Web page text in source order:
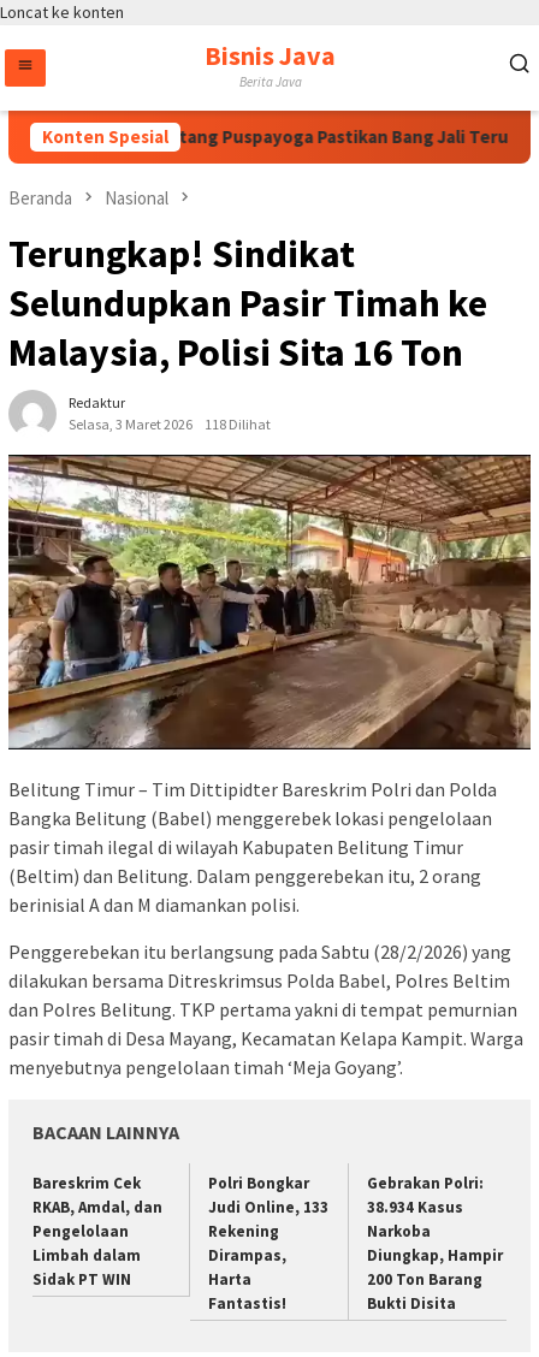
Loncat ke konten
Bisnis Java
Berita Java
Konten Spesial
Megawati, Bintang Puspayoga Pastikan Bang Jali Terus
Beranda Nasional
Terungkap! Sindikat
Selundupkan Pasir Timah ke
Malaysia, Polisi Sita 16 Ton
Redaktur
Selasa, 3 Maret 2026
118 Dilihat
Belitung Timur – Tim Dittipidter Bareskrim Polri dan Polda
Bangka Belitung (Babel) menggerebek lokasi pengelolaan
pasir timah ilegal di wilayah Kabupaten Belitung Timur
(Beltim) dan Belitung. Dalam penggerebekan itu, 2 orang
berinisial A dan M diamankan polisi.
Penggerebekan itu berlangsung pada Sabtu (28/2/2026) yang
dilakukan bersama Ditreskrimsus Polda Babel, Polres Beltim
dan Polres Belitung. TKP pertama yakni di tempat pemurnian
pasir timah di Desa Mayang, Kecamatan Kelapa Kampit. Warga
menyebutnya pengelolaan timah ‘Meja Goyang’.
BACAAN LAINNYA
Bareskrim Cek
RKAB, Amdal, dan
Pengelolaan
Limbah dalam
Sidak PT WIN
Polri Bongkar
Judi Online, 133
Rekening
Dirampas,
Harta
Fantastis!
Gebrakan Polri:
38.934 Kasus
Narkoba
Diungkap, Hampir
200 Ton Barang
Bukti Disita